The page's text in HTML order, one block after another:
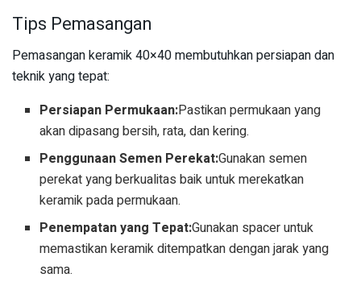
Tips Pemasangan
Pemasangan keramik 40×40 membutuhkan persiapan dan
teknik yang tepat:
Persiapan Permukaan:Pastikan permukaan yang
akan dipasang bersih, rata, dan kering.
Penggunaan Semen Perekat:Gunakan semen
perekat yang berkualitas baik untuk merekatkan
keramik pada permukaan.
Penempatan yang Tepat:Gunakan spacer untuk
memastikan keramik ditempatkan dengan jarak yang
sama.